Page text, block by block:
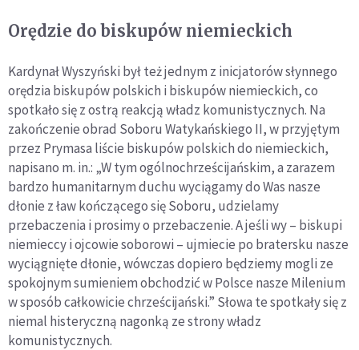
Orędzie do biskupów niemieckich
Kardynał Wyszyński był też jednym z inicjatorów słynnego
orędzia biskupów polskich i biskupów niemieckich, co
spotkało się z ostrą reakcją władz komunistycznych. Na
zakończenie obrad Soboru Watykańskiego II, w przyjętym
przez Prymasa liście biskupów polskich do niemieckich,
napisano m. in.: „W tym ogólnochrześcijańskim, a zarazem
bardzo humanitarnym duchu wyciągamy do Was nasze
dłonie z ław kończącego się Soboru, udzielamy
przebaczenia i prosimy o przebaczenie. A jeśli wy – biskupi
niemieccy i ojcowie soborowi – ujmiecie po bratersku nasze
wyciągnięte dłonie, wówczas dopiero będziemy mogli ze
spokojnym sumieniem obchodzić w Polsce nasze Milenium
w sposób całkowicie chrześcijański.” Słowa te spotkały się z
niemal histeryczną nagonką ze strony władz
komunistycznych.